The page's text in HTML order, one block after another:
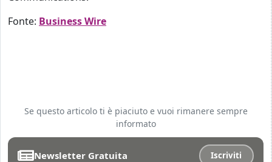
Fonte: Business Wire
Se questo articolo ti è piaciuto e vuoi rimanere sempre
informato
Newsletter Gratuita Iscriviti